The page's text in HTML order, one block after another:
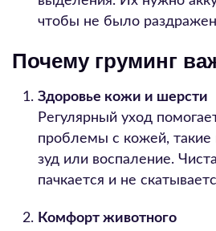
чтобы не было
Почему груминг
Здоровье кожи и шерсти
Регулярный уход
проблемы с кожей,
зуд или воспаление.
пачкается и не
Комфорт животного